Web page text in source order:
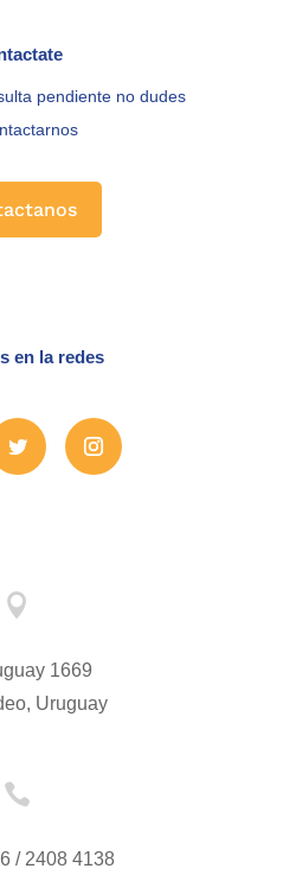
pendiente no dudes
en la redes

1669
Uruguay

/ 2408 4138